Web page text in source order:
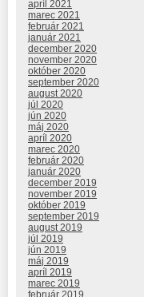
apríl 2021
marec 2021
február 2021
január 2021
december 2020
november 2020
október 2020
september 2020
august 2020
júl 2020
jún 2020
máj 2020
apríl 2020
marec 2020
február 2020
január 2020
december 2019
november 2019
október 2019
september 2019
august 2019
júl 2019
jún 2019
máj 2019
apríl 2019
marec 2019